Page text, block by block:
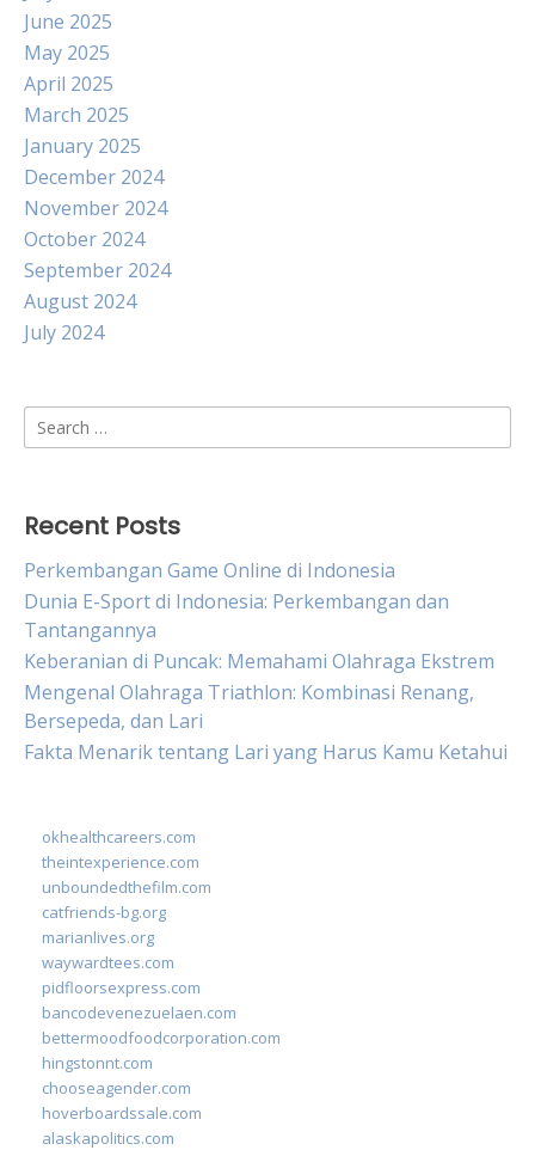
June 2025
May 2025
April 2025
March 2025
January 2025
December 2024
November 2024
October 2024
September 2024
August 2024
July 2024
Search
for:
Recent Posts
Perkembangan Game Online di Indonesia
Dunia E-Sport di Indonesia: Perkembangan dan
Tantangannya
Keberanian di Puncak: Memahami Olahraga Ekstrem
Mengenal Olahraga Triathlon: Kombinasi Renang,
Bersepeda, dan Lari
Fakta Menarik tentang Lari yang Harus Kamu Ketahui
okhealthcareers.com
theintexperience.com
unboundedthefilm.com
catfriends-bg.org
marianlives.org
waywardtees.com
pidfloorsexpress.com
bancodevenezuelaen.com
bettermoodfoodcorporation.com
hingstonnt.com
chooseagender.com
hoverboardssale.com
alaskapolitics.com